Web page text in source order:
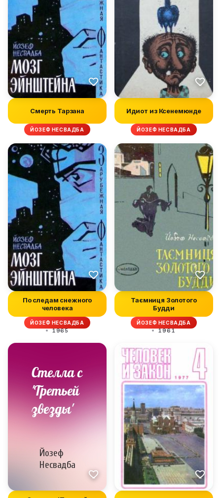
Смерть Тарзана
ЙОЗЕФ НЕСВАДБА
Идиот из Ксенемюнде
ЙОЗЕФ НЕСВАДБА
По следам снежного
человека
ЙОЗЕФ НЕСВАДБА
1965
Таємниця Золотого
Будди
ЙОЗЕФ НЕСВАДБА
1961